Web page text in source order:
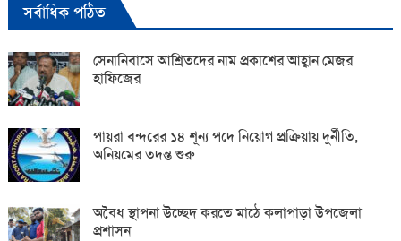
সর্বাধিক পঠিত
সেনানিবাসে আশ্রিতদের নাম প্রকাশের আহ্বান মেজর
হাফিজের
পায়রা বন্দরের ১৪ শূন্য পদে নিয়োগ প্রক্রিয়ায় দুর্নীতি,
অনিয়মের তদন্ত শুরু
অবৈধ স্থাপনা উচ্ছেদ করতে মাঠে কলাপাড়া উপজেলা
প্রশাসন